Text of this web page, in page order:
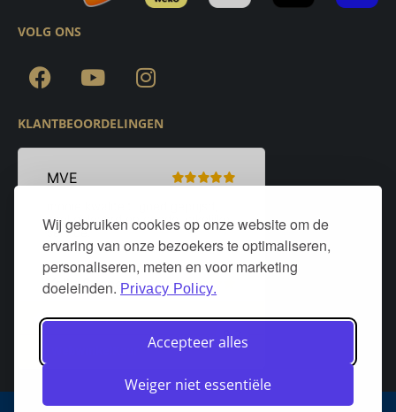
Wij gebruiken cookies op onze website om de
ervaring van onze bezoekers te optimaliseren,
personaliseren, meten en voor marketing
doeleinden. Privacy Policy.
Accepteer alles
Weiger niet essentiële
VOLG ONS
KLANTBEOORDELINGEN